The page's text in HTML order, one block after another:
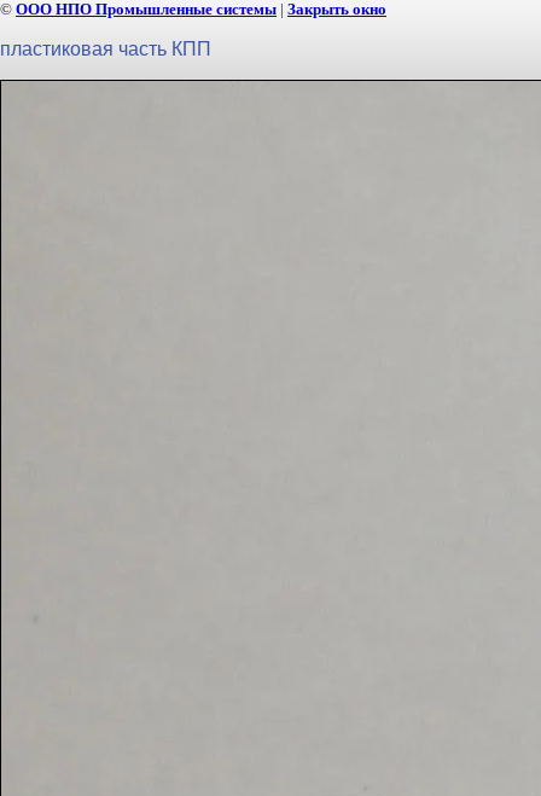
© ООО НПО Промышленные системы | Закрыть окно
пластиковая часть КПП